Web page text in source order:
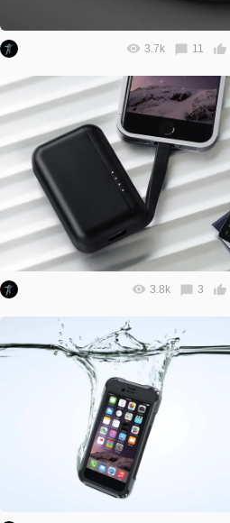
3.7k 11
3.8k 3